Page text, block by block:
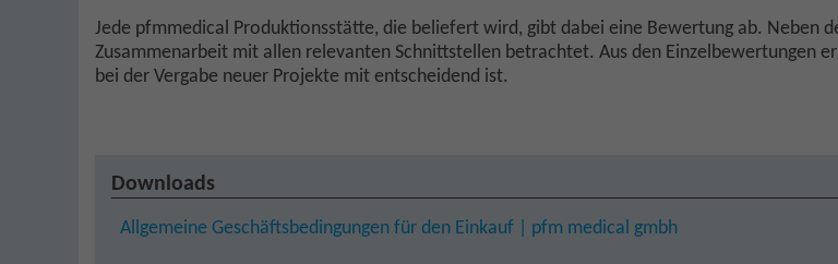
Jede pfmmedical Produktionsstätte, die beliefert wird, gibt dabei eine Bewertung ab. Neben
Zusammenarbeit mit allen relevanten Schnittstellen betrachtet. Aus den Einzelbewertungen
bei der Vergabe neuer Projekte mit entscheidend ist.
Downloads
Allgemeine Geschäftsbedingungen für den Einkauf | pfm medical gmbh